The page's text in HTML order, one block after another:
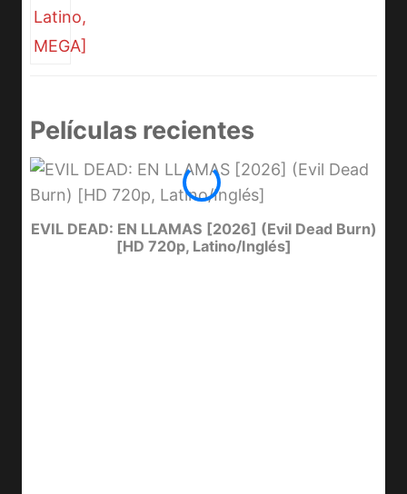
Películas recientes
EVIL DEAD: EN LLAMAS [2026] (Evil Dead Burn)
[HD 720p, Latino/Inglés]